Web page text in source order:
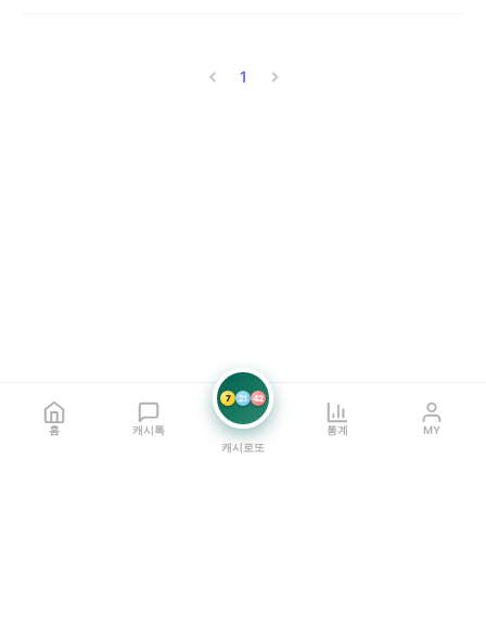
1
홈 캐시톡
7 21 42
캐시로또
통계 MY